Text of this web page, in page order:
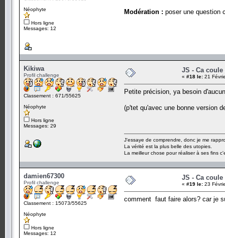
Néophyte
Hors ligne
Messages: 12
Modération : poser une question
Kikiwa
Profil challenge
Classement : 671/55625
Néophyte
Hors ligne
Messages: 29
JS - Ca
« #18 le: 21
Petite précision, ya besoin
(p'tet qu'avec une bonne version
J'essaye de comprendre, donc je me
La vérité est la plus belle des utopies.
La meilleur chose pour réaliser à ses fins
damien67300
Profil challenge
Classement : 15073/55625
Néophyte
Hors ligne
Messages: 12
JS - Ca
« #19 le: 23
comment faut faire alors? car je